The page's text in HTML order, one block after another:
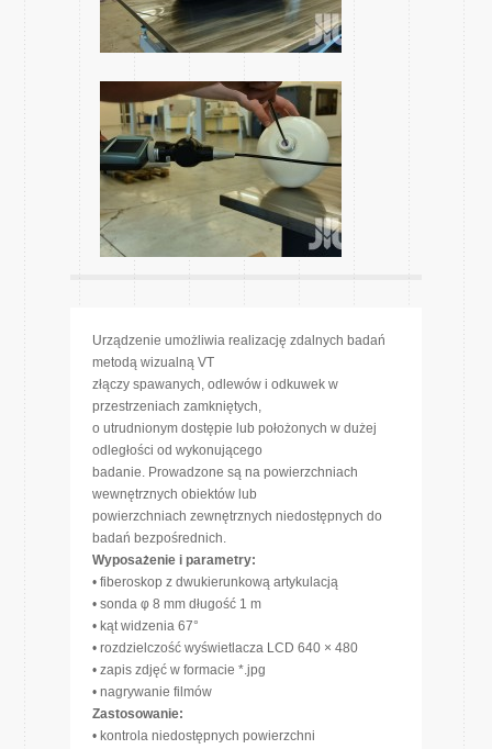
Urządzenie umożliwia realizację zdalnych badań
metodą wizualną VT
złączy spawanych, odlewów i odkuwek w
przestrzeniach zamkniętych,
o utrudnionym dostępie lub położonych w dużej
odległości od wykonującego
badanie. Prowadzone są na powierzchniach
wewnętrznych obiektów lub
powierzchniach zewnętrznych niedostępnych do
badań bezpośrednich.
Wyposażenie i parametry:
• fiberoskop z dwukierunkową artykulacją
• sonda φ 8 mm długość 1 m
• kąt widzenia 67°
• rozdzielczość wyświetlacza LCD 640 × 480
• zapis zdjęć w formacie *.jpg
• nagrywanie filmów
Zastosowanie:
• kontrola niedostępnych powierzchni